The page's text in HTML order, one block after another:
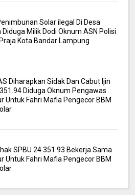
Solar ilegal Di Desa
Diduga Milik Dodi Oknum ASN Polisi
Kota Bandar Lampung
Diharapkan Sidak Dan Cabut Ijin
Diduga Oknum Pengawas
Untuk Fahri Mafia Pengecor BBM
SPBU 24.351.93 Bekerja Sama
Untuk Fahri Mafia Pengecor BBM